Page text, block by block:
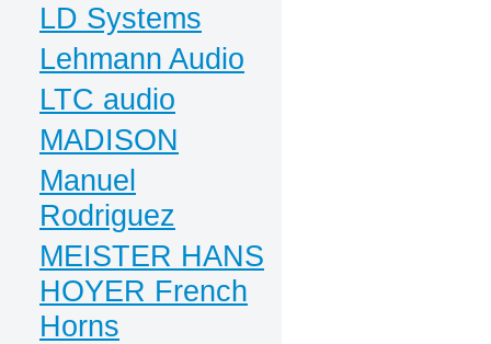
LD Systems
Lehmann Audio
LTC audio
MADISON
Manuel
Rodriguez
MEISTER HANS
HOYER French
Horns